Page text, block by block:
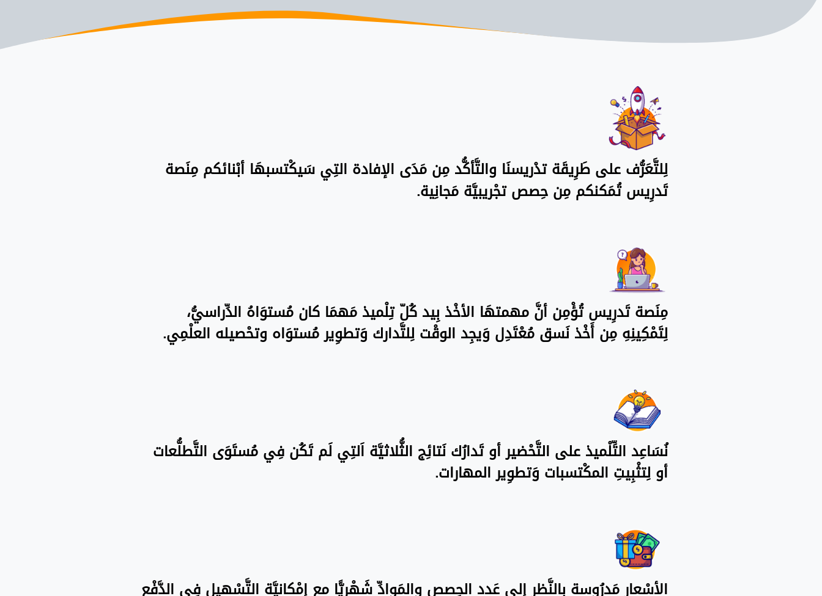
لِلتَّعَرُّف على طَرِيقَة تدْريسنَا والتَّأكُّد مِن مَدَى الإفادة التِي سَيكْتسبهَا أبْنائكم مِنَصة
تَدرِيس تُمَكنكم مِن حِصص تجْريبيَّة مَجانِية.
مِنَصة تَدرِيس تُؤْمِن أنَّ مهمتهَا الأخْذ بِيد كُلّ تِلْميذ مَهمَا كان مُستوَاهُ الدِّراسيُّ،
لِتَمْكِينِهِ مِن أَخْذ نَسق مُعْتَدِل وَيجِد الوقْت لِلتَّدارك وَتطوِير مُستوَاه وتحْصيله العلْمِي.
نُسَاعِد التِّلْميذ على التَّحْضير أو تَدارُك نَتائِج الثُّلاثيَّة اَلتِي لَم تَكُن فِي مُستَوَى التَّطلُّعات
أو لِتثْبِيتِ المكْتسبات وَتطوِير المهارات.
الأسْعار مَدرُوسة بِالنَّظر إِلى عَدد الحِصص والمَوادِّ شَهْريًّا مع إِمْكانيَّة التَّسْهيل فِي الدَّفْع